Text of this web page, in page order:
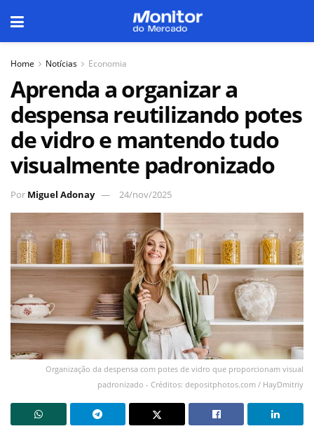
Home Notícias Economia
Aprenda a organizar a
despensa reutilizando potes
de vidro e mantendo tudo
visualmente padronizado
Por Miguel Adonay 24/nov/2025
Organização da despensa com potes de vidro que proporcionam visual
padronizado - Créditos: depositphotos.com / HayDmitriy